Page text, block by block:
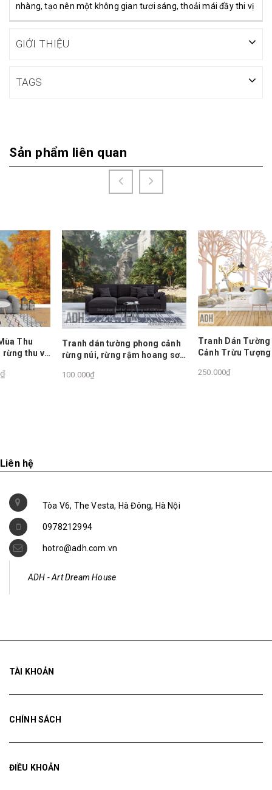
nhàng, tạo nên một không gian tươi sáng, thoải mái đầy thi vị
GIỚI THIỆU
TAGS
Sản phẩm liên quan
Tranh dán tường phong cảnh
rừng núi, rừng rậm hoang sơ,
Tranh Dán Tường Phong
Cảnh Trừu Tượng Hươu
Liên hệ
Tòa V6, The Vesta, Hà Đông, Hà Nội
0978212994
hotro@adh.com.vn
ADH - Art Dream House
TÀI KHOẢN
CHÍNH SÁCH
ĐIỀU KHOẢN